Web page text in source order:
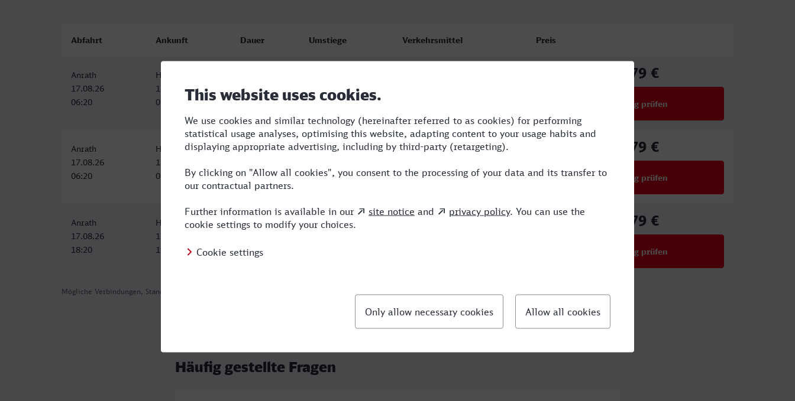
Mögliche Verbindungen, Stand: 2026-08-03 03:38
Abfahrt Ankunft Dauer Umstiege Verkehrsmittel Preis
Anrath
17.08.26
06:20
Herne
17.08.26
07:37
39,79 €
Verbindung prüfen
Anrath
17.08.26
06:20
Herne
17.08.26
07:37
1:17 2 RE,ERB,VIA 39,79 €
Verbindung prüfen
Anrath
17.08.26
18:20
Herne
17.08.26
19:37
1:17 2 39,79 €
Verbindung prüfen
Häufig gestellte Fragen